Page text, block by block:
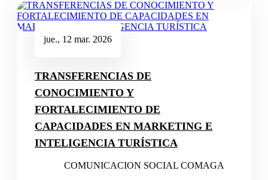
jue., 12 mar. 2026
TRANSFERENCIAS DE
CONOCIMIENTO Y
FORTALECIMIENTO DE
CAPACIDADES EN MARKETING E
INTELIGENCIA TURÍSTICA
COMUNICACION SOCIAL COMAGA